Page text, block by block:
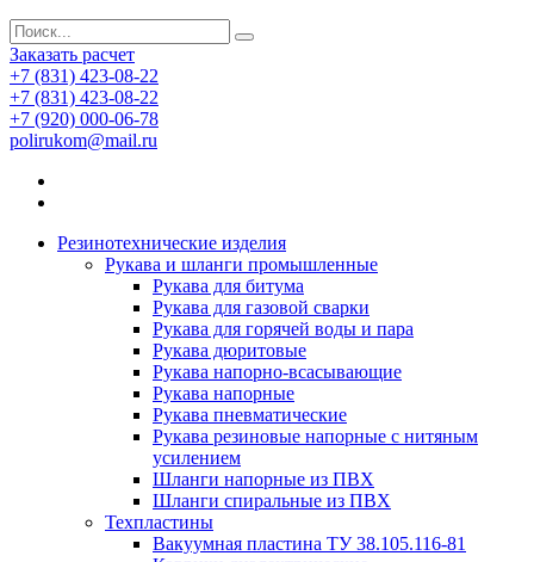
Заказать расчет
+7 (831) 423-08-22
+7 (831) 423-08-22
+7 (920) 000-06-78
polirukom@mail.ru
Резинотехнические изделия
Рукава и шланги промышленные
Рукава для битума
Рукава для газовой сварки
Рукава для горячей воды и пара
Рукава дюритовые
Рукава напорно-всасывающие
Рукава напорные
Рукава пневматические
Рукава резиновые напорные с нитяным
усилением
Шланги напорные из ПВХ
Шланги спиральные из ПВХ
Техпластины
Вакуумная пластина ТУ 38.105.116-81